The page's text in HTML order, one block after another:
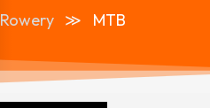
Rowery MTB